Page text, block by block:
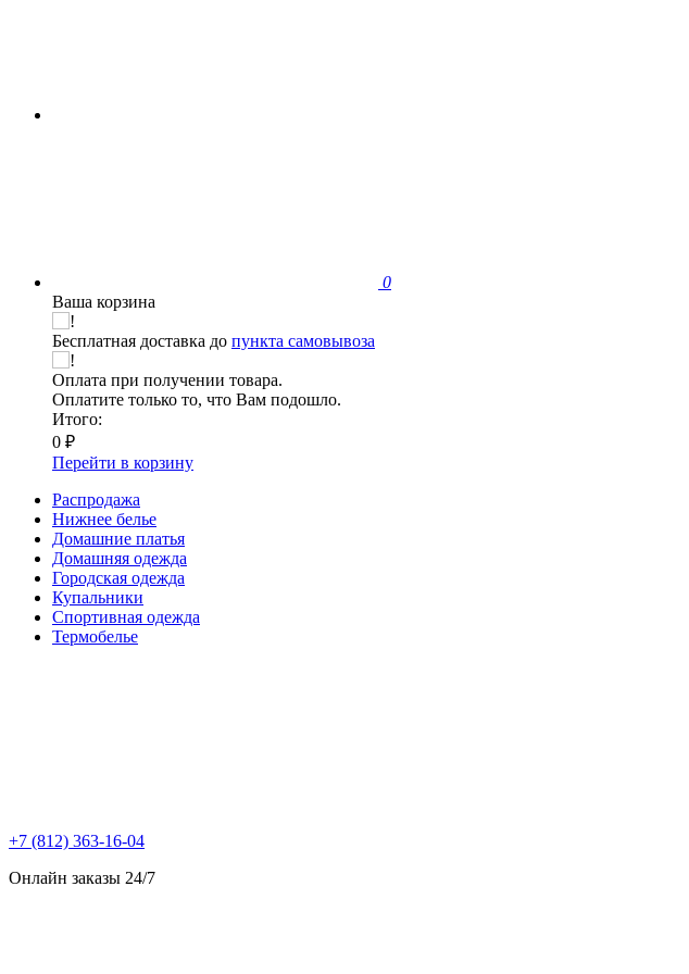
0
Ваша корзина
Бесплатная доставка до пункта самовывоза
Оплата при получении товара.
Оплатите только то, что Вам подошло.
Итого:
0 ₽
Перейти в корзину
Распродажа
Нижнее белье
Домашние платья
Домашняя одежда
Городская одежда
Купальники
Спортивная одежда
Термобелье
+7 (812) 363-16-04
Онлайн заказы 24/7